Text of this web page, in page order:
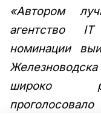
«Автором
агентство
номинации
широко